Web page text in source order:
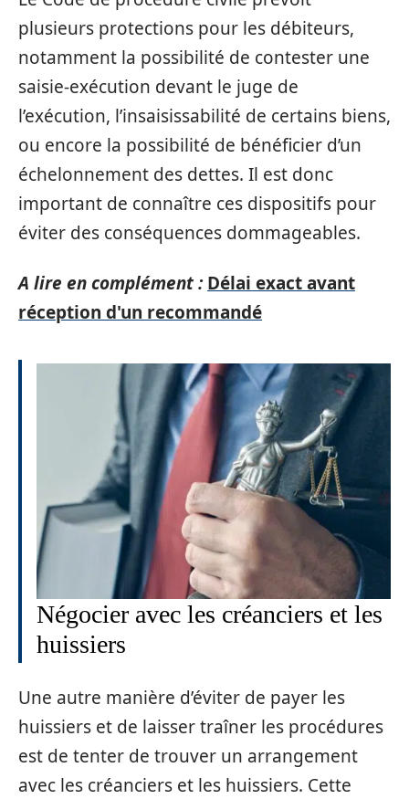
plusieurs protections pour les débiteurs,
notamment la possibilité de contester une
saisie-exécution devant le juge de
l’exécution, l’insaisissabilité de certains biens,
ou encore la possibilité de bénéficier d’un
échelonnement des dettes. Il est donc
important de connaître ces dispositifs pour
éviter des conséquences dommageables.
A lire en complément : Délai exact avant
réception d'un recommandé
Négocier avec les créanciers et les
huissiers
Une autre manière d’éviter de payer les
huissiers et de laisser traîner les procédures
est de tenter de trouver un arrangement
avec les créanciers et les huissiers. Cette